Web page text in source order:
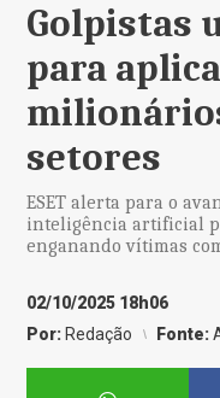
Golpistas
para
setores
ESET alerta para o
inteligência artificial
enganando vítimas
02/10/2025 18h06
Por: Redação Fonte: